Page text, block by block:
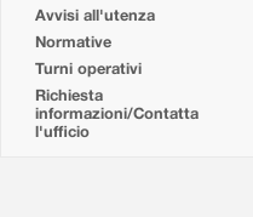
Avvisi all'utenza
Normative
Turni operativi
Richiesta
informazioni/Contatta
l'ufficio